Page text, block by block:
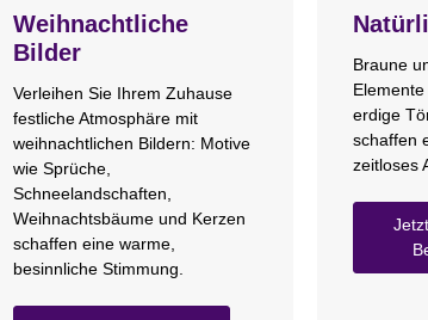
Weihnachtliche
Bilder
Verleihen Sie Ihrem Zuhause
festliche Atmosphäre mit
weihnachtlichen Bildern: Motive
wie Sprüche,
Schneelandschaften,
Weihnachtsbäume und Kerzen
schaffen eine warme,
besinnliche Stimmung.
Braune
erdige
schaffen
zeitloses